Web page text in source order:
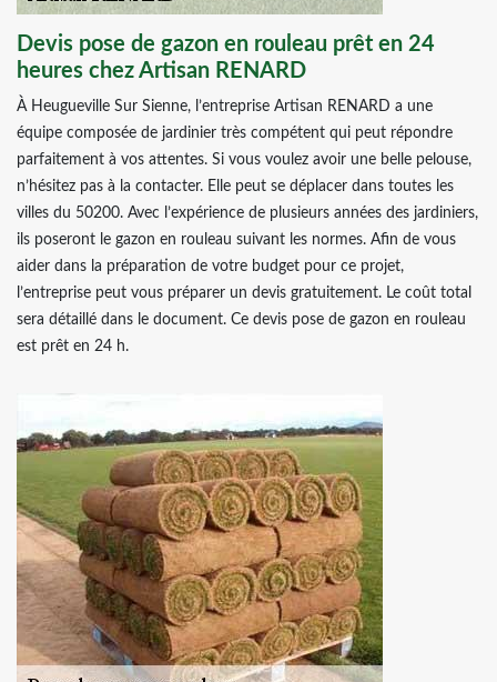
Devis pose de gazon en rouleau prêt en 24
heures chez Artisan RENARD
À Heugueville Sur Sienne, l’entreprise Artisan RENARD a une
équipe composée de jardinier très compétent qui peut répondre
parfaitement à vos attentes. Si vous voulez avoir une belle pelouse,
n’hésitez pas à la contacter. Elle peut se déplacer dans toutes les
villes du 50200. Avec l’expérience de plusieurs années des jardiniers,
ils poseront le gazon en rouleau suivant les normes. Afin de vous
aider dans la préparation de votre budget pour ce projet,
l’entreprise peut vous préparer un devis gratuitement. Le coût total
sera détaillé dans le document. Ce devis pose de gazon en rouleau
est prêt en 24 h.